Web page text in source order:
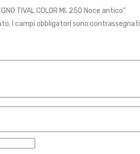
TIVAL COLOR Ml. 250 Noce antico”
I campi obbligatori sono contrassegnati